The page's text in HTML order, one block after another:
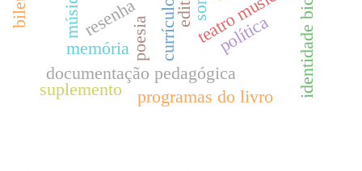
resenha currículo
memória
documentação pedagógica
suplemento
poesia
música
programas do livro
política